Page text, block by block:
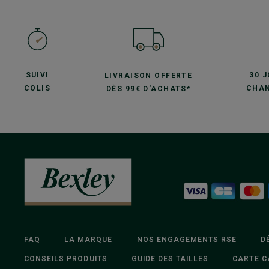
SUIVI
COLIS
LIVRAISON OFFERTE
DÈS 99€ D'ACHATS*
30
FAQ LA MARQUE NOS ENGAGEMENTS RSE
CONSEILS PRODUITS GUIDE DES TAILLES CARTE